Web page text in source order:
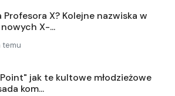
Profesora X? Kolejne nazwiska w
X-...
temu
jak te kultowe młodzieżowe
kom...